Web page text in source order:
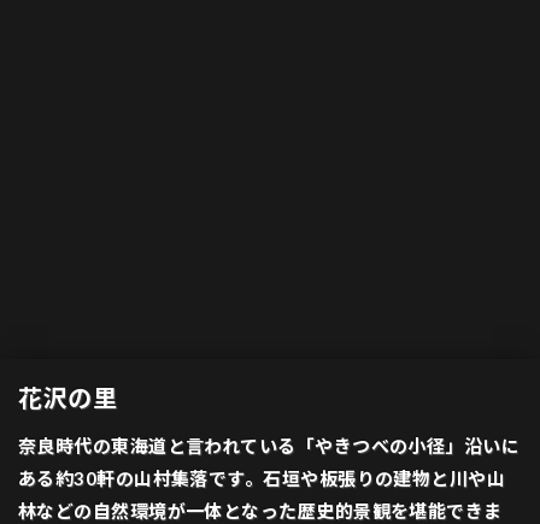
花沢の里
奈良時代の東海道と言われている「やきつべの小径」沿いに
ある約30軒の山村集落です。石垣や板張りの建物と川や山
林などの自然環境が一体となった歴史的景観を堪能できま